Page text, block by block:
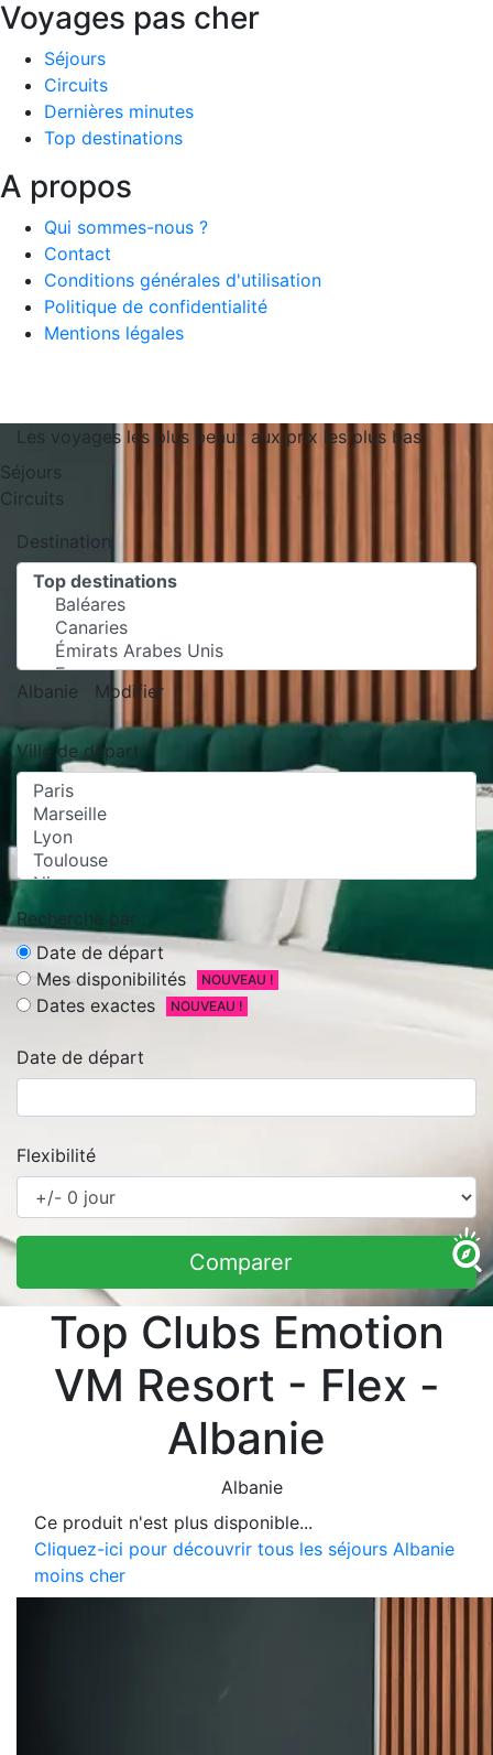
Voyages pas cher
Séjours
Circuits
Dernières minutes
Top destinations
A propos
Qui sommes-nous ?
Contact
Conditions générales d'utilisation
Politique de confidentialité
Mentions légales
Les voyages les plus beaux aux prix les plus bas
Séjours
Circuits
Destination
Albanie Modifier
Ville de départ
Recherche par :
Date de départ
Mes disponibilités
NOUVEAU !
Dates exactes NOUVEAU !
Date de départ
Flexibilité
Comparer
Top Clubs Emotion
VM Resort - Flex -
Albanie
Albanie
Ce produit n'est plus disponible...
Cliquez-ici pour découvrir tous les séjours Albanie
moins cher